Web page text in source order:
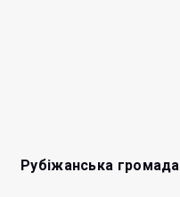
Рубіжанська громада